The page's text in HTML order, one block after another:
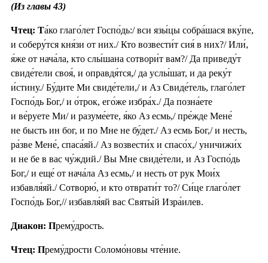
(Из главы 43)
Чтец: Та́ко глаго́лет Госпо́дь:/ вси язы́цы собра́шася вку́пе,
и соберу́тся кня́зи от них./ Кто возвести́т сия́ в них?/ Или́,
я́же от нача́ла, кто слы́шана сотвори́т вам?/ Да приведу́т
свиде́тели своя́, и оправдя́тся,/ да услы́шат, и да реку́т
и́стину./ Бу́дите Ми свиде́тели,/ и Аз Свиде́тель, глаго́лет
Госпо́дь Бог,/ и о́трок, его́же избра́х./ Да позна́ете
и ве́руете Ми/ и разуме́ете, я́ко Аз есмь,/ пре́жде Мене́
не бысть ин бог, и по Мне не бу́дет./ Аз есмь Бог,/ и несть,
ра́зве Мене́, спаса́яй./ Аз возвести́х и спасо́х,/ уничижи́х
и не бе в вас чу́ждий./ Вы Мне свиде́тели, и Аз Госпо́дь
Бог,/ и еще́ от нача́ла Аз есмь,/ и несть от рук Мои́х
избавля́яй./ Сотворю́, и кто отврати́т то?/ Си́це глаго́лет
Госпо́дь Бог,// избавля́яй вас Святы́й Изра́илев.
Диакон: Прему́дрость.
Чтец: Прему́дрости Соломо́новы чте́ние.